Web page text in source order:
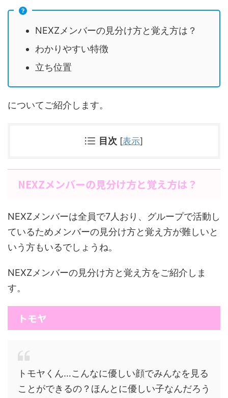
NEXZメンバーの見分け方と覚え方は？
わかりやすい特徴
立ち位置
についてご紹介します。
目次 [表示]
NEXZメンバーの見分け方と覚え方は？
NEXZメンバーは全員で7人おり、グループで活動し
ているためメンバーの見分け方と覚え方が難しいと
いう方もいるでしょうね。
NEXZメンバーの見分け方と覚え方をご紹介しま
す。
トモヤ
トモヤくん…こんなに優しい顔でみんなを見る
ことができるの？ほんとに優しい子なんだろう